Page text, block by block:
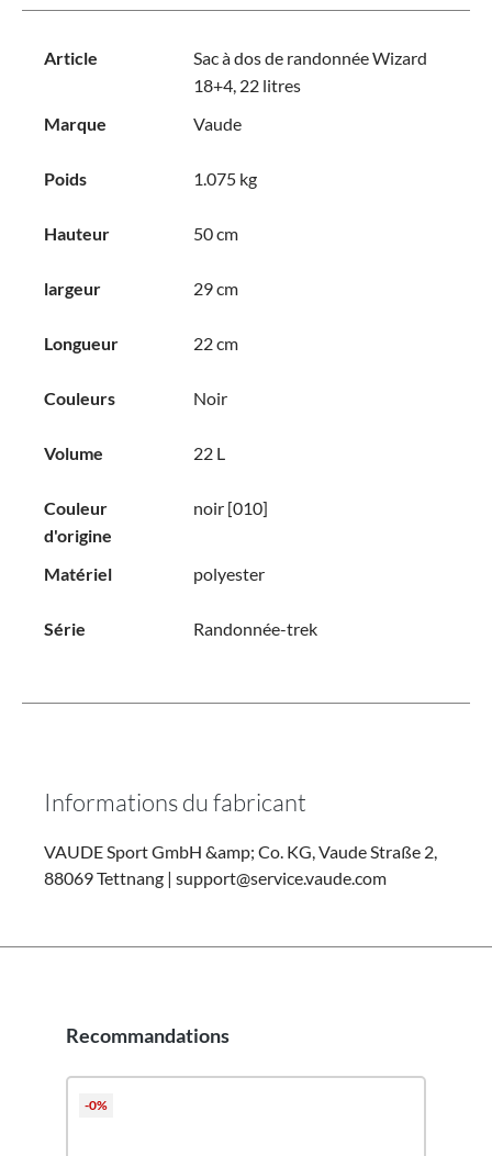
Article
Sac à dos de randonnée Wizard
18+4, 22 litres
Marque
Vaude
Poids 1.075 kg
Hauteur 50 cm
largeur 29 cm
Longueur 22 cm
Couleurs Noir
Volume 22 L
Couleur
d'origine
noir [010]
Matériel polyester
Série Randonnée-trek
Informations du fabricant
VAUDE Sport GmbH &amp; Co. KG, Vaude Straße 2,
88069 Tettnang | support@service.vaude.com
Ignorer la galerie de produits
Recommandations
-0%